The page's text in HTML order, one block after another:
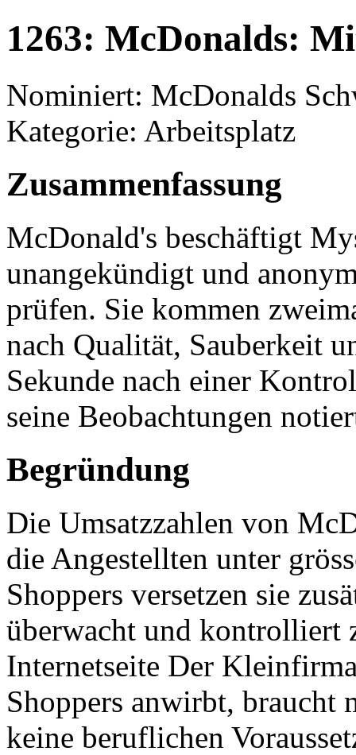
1263: McDonalds:
Nominiert: McDonalds
Kategorie: Arbeitsplatz
Zusammenfassung
McDonald's beschäftigt
unangekündigt und
prüfen. Sie kommen
nach Qualität, Sauberkeit
Sekunde nach einer
seine Beobachtungen
Begründung
Die Umsatzzahlen von
die Angestellten unter
Shoppers versetzen sie
überwacht und kontrolliert
Internetseite Der
Shoppers anwirbt, braucht
keine beruflichen